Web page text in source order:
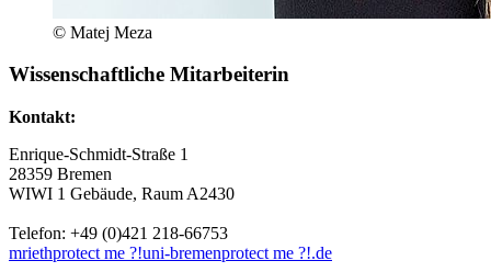
© Matej Meza
Wissenschaftliche Mitarbeiterin
Kontakt:
Enrique-Schmidt-Straße 1
28359 Bremen
WIWI 1 Gebäude, Raum A2430
Telefon: +49 (0)421 218-66753
mriethprotect me ?!uni-bremenprotect me ?!.de